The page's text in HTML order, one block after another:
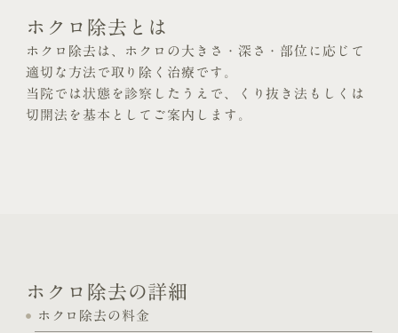
ホクロ除去とは
ホクロ除去は、ホクロの大きさ・深さ・部位に応じて
適切な方法で取り除く治療です。
当院では状態を診察したうえで、くり抜き法もしくは
切開法を基本としてご案内します。
ホクロ除去の詳細
ホクロ除去の料金